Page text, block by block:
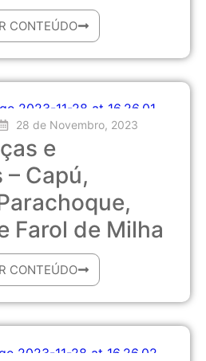
CONTEÚDO
28 de Novembro, 2023
e
Capú,
Farol de Milha
CONTEÚDO